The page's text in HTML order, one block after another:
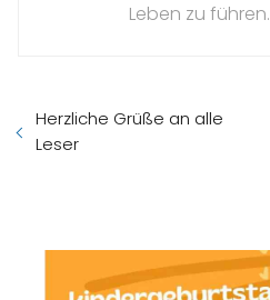
Leben zu führen.
Herzliche Grüße an alle
Leser